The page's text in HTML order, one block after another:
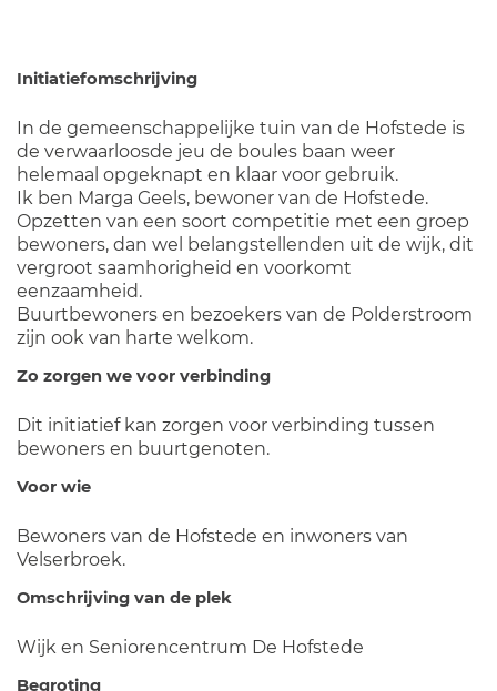
Initiatiefomschrijving
In de gemeenschappelijke tuin van de Hofstede is
de verwaarloosde jeu de boules baan weer
helemaal opgeknapt en klaar voor gebruik.
Ik ben Marga Geels, bewoner van de Hofstede.
Opzetten van een soort competitie met een groep
bewoners, dan wel belangstellenden uit de wijk, dit
vergroot saamhorigheid en voorkomt
eenzaamheid.
Buurtbewoners en bezoekers van de Polderstroom
zijn ook van harte welkom.
Zo zorgen we voor verbinding
Dit initiatief kan zorgen voor verbinding tussen
bewoners en buurtgenoten.
Voor wie
Bewoners van de Hofstede en inwoners van
Velserbroek.
Omschrijving van de plek
Wijk en Seniorencentrum De Hofstede
Begroting